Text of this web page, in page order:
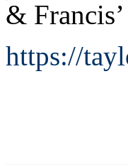
&
https://